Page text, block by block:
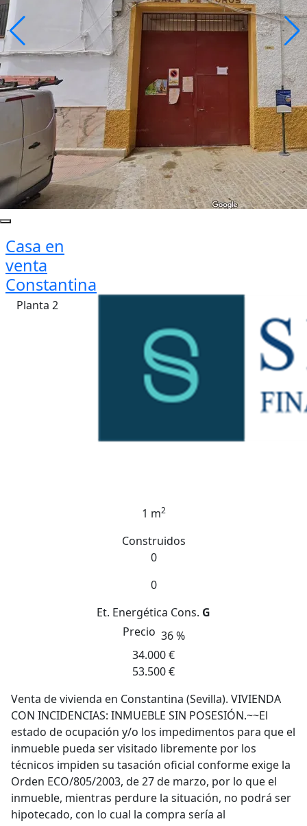
Casa en
venta
Constantina
Planta 2
1 m2
Construidos
0
0
Et. Energética Cons. G
Precio 36 %
34.000 €
53.500 €
Venta de vivienda en Constantina (Sevilla). VIVIENDA
CON INCIDENCIAS: INMUEBLE SIN POSESIÓN.~~El
estado de ocupación y/o los impedimentos para que el
inmueble pueda ser visitado libremente por los
técnicos impiden su tasación oficial conforme exige la
Orden ECO/805/2003, de 27 de marzo, por lo que el
inmueble, mientras perdure la situación, no podrá ser
hipotecado, con lo cual la compra sería al